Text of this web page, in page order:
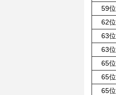
59位
62位
63位
63位
65位
65位
65位